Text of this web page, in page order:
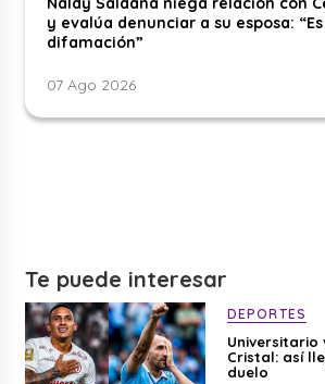
y evalúa denunciar a su esposa:
difamación”
07 Ago 2026
Te puede interesar
DEPORTES
Universitario
Cristal: así
duelo